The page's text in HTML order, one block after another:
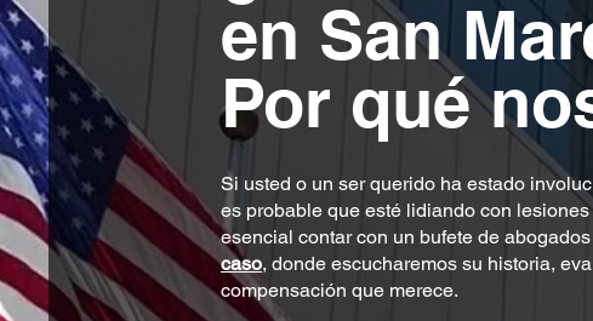
en San
Por qué
Si usted o un ser querido ha estado
es probable que esté lidiando con
esencial contar con un bufete de
caso, donde escucharemos su historia,
compensación que merece.